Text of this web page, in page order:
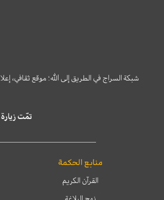
شبكة السراج في الطريق إلى الله؛ موقع ثقافي،
تمّت زيارة موقع سراج ٤,٨٠٠,٠٠٠ مرة خلال الستة أشهر
منابع الحكمة
القرآن الكريم